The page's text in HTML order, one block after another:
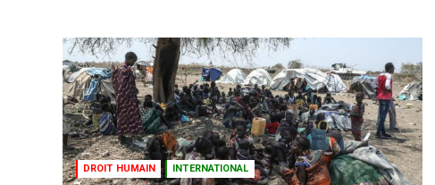
DROIT HUMAIN INTERNATIONAL